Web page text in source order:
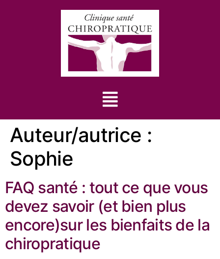
Auteur/autrice :
Sophie
FAQ santé : tout ce que vous
devez savoir (et bien plus
encore)sur les bienfaits de la
chiropratique